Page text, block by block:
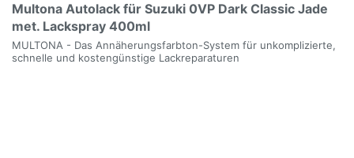
Multona Autolack für Suzuki 0VP Dark Classic Jade
met. Lackspray 400ml
MULTONA - Das Annäherungsfarbton-System für unkomplizierte,
schnelle und kostengünstige Lackreparaturen